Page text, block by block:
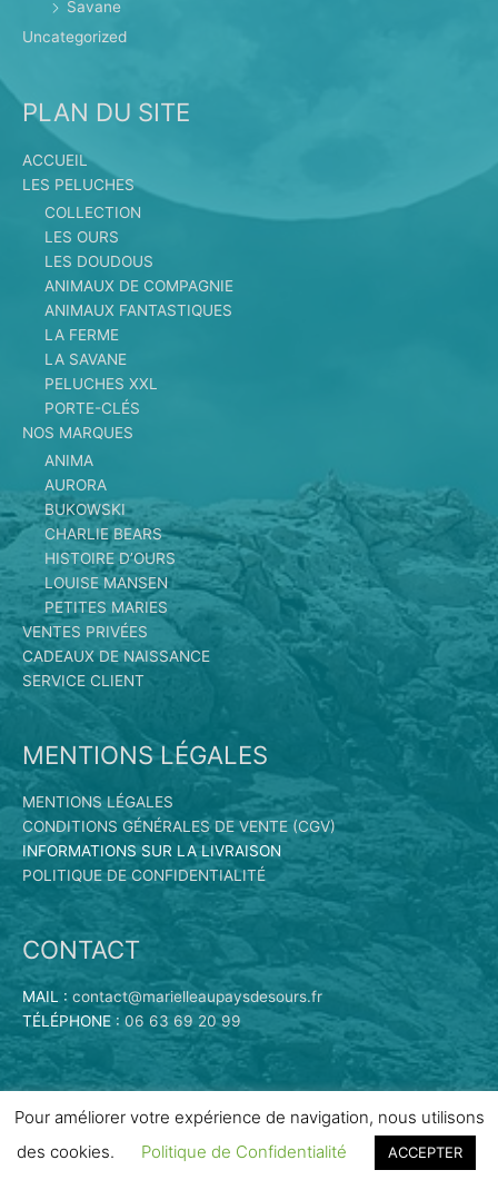
Savane
Uncategorized
PLAN DU SITE
ACCUEIL
LES PELUCHES
COLLECTION
LES OURS
LES DOUDOUS
ANIMAUX DE COMPAGNIE
ANIMAUX FANTASTIQUES
LA FERME
LA SAVANE
PELUCHES XXL
PORTE-CLÉS
NOS MARQUES
ANIMA
AURORA
BUKOWSKI
CHARLIE BEARS
HISTOIRE D’OURS
LOUISE MANSEN
PETITES MARIES
VENTES PRIVÉES
CADEAUX DE NAISSANCE
SERVICE CLIENT
MENTIONS LÉGALES
MENTIONS LÉGALES
CONDITIONS GÉNÉRALES DE VENTE (CGV)
INFORMATIONS SUR LA LIVRAISON
POLITIQUE DE CONFIDENTIALITÉ
CONTACT
MAIL : contact@marielleaupaysdesours.fr
TÉLÉPHONE : 06 63 69 20 99
Copyright © 2026Marielle au Pays des Ours | Vente en ligne
Pour améliorer votre expérience de navigation, nous utilisons
des cookies.
Politique de Confidentialité ACCEPTER